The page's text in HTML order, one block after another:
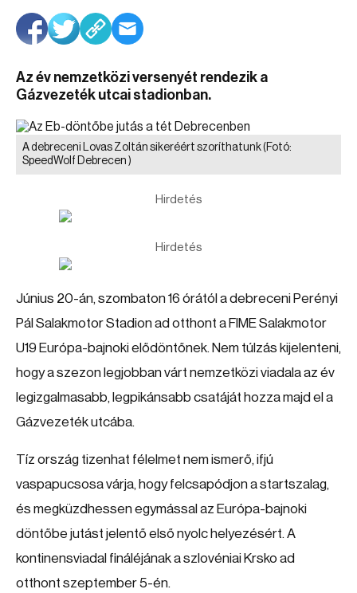
Az év nemzetközi versenyét rendezik a
Gázvezeték utcai stadionban.
A debreceni Lovas Zoltán sikeréért szoríthatunk(Fotó:
SpeedWolf Debrecen )
Hirdetés
Hirdetés
Június 20-án, szombaton 16 órától a debreceni Perényi
Pál Salakmotor Stadion ad otthont a FIME Salakmotor
U19 Európa-bajnoki elődöntőnek. Nem túlzás kijelenteni,
hogy a szezon legjobban várt nemzetközi viadala az év
legizgalmasabb, legpikánsabb csatáját hozza majd el a
Gázvezeték utcába.
Tíz ország tizenhat félelmet nem ismerő, ifjú
vaspapucsosa várja, hogy felcsapódjon a startszalag,
és megküzdhessen egymással az Európa-bajnoki
döntőbe jutást jelentő első nyolc helyezésért. A
kontinensviadal fináléjának a szlovéniai Krsko ad
otthont szeptember 5-én.